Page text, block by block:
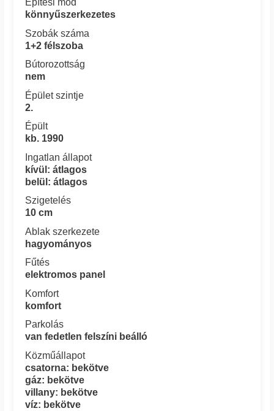
Építési mód
könnyűszerkezetes
Szobák száma
1+2 félszoba
Bútorozottság
nem
Épület szintje
2.
Épült
kb. 1990
Ingatlan állapot
kívül: átlagos
belül: átlagos
Szigetelés
10 cm
Ablak szerkezete
hagyományos
Fűtés
elektromos panel
Komfort
komfort
Parkolás
van fedetlen felszíni beálló
Közműállapot
csatorna: bekötve
gáz: bekötve
villany: bekötve
víz: bekötve